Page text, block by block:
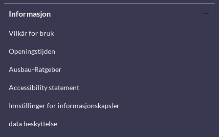
Informasjon
Vilkår for bruk
Openingstijden
Ausbau-Ratgeber
Accessibility statement
Innstillinger for informasjonskapsler
data beskyttelse